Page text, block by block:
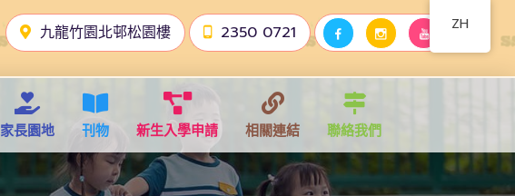
九龍竹園北邨松園樓 2350 0721
家長園地 刊物 新生入學申請 相關連結 聯絡我們
ZH